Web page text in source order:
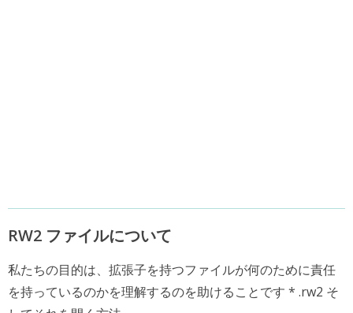
RW2 ファイルについて
私たちの目的は、拡張子を持つファイルが何のために責任
を持っているのかを理解するのを助けることです * .rw2 そ